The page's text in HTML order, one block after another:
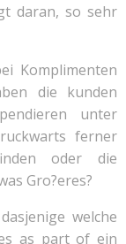
daran, so sehr
Komplimenten
die kunden
unter
ferner
oder die
Gro?eres?
welche
as part of ein